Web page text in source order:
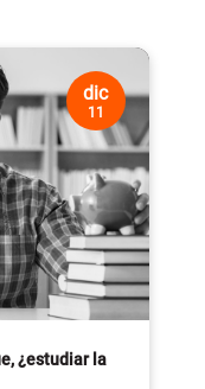
dic
11
¿estudiar la